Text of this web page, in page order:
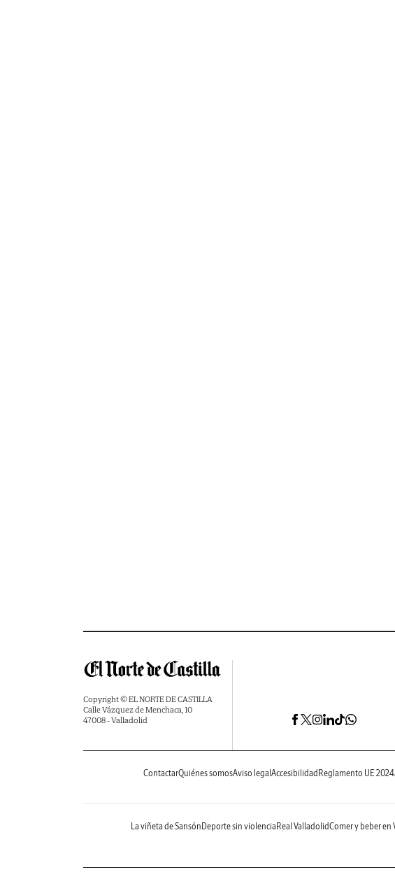
Copyright © EL NORTE DE CASTILLA
Calle Vázquez de Menchaca, 10
47008 - Valladolid
ContactarQuiénes somosAviso legal Accesibilidad Reglamento UE
La viñeta de Sansón Deporte sin violencia Real ValladolidComer y beber en